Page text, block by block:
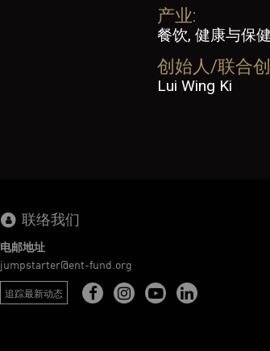
产业:
餐饮, 健康与保
创始人/联合
Lui Wing Ki
联络我们
电邮地址
jumpstarter@ent-fund.org
追踪最新动态